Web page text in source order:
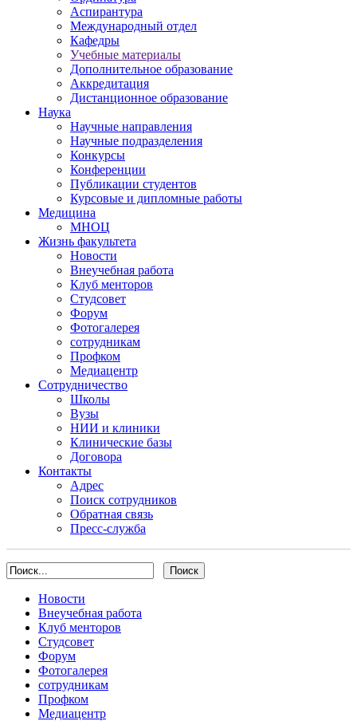
Аспирантура
Международный отдел
Кафедры
Учебные материалы
Дополнительное образование
Аккредитация
Дистанционное образование
Наука
Научные направления
Научные подразделения
Конкурсы
Конференции
Публикации студентов
Курсовые и дипломные работы
Медицина
МНОЦ
Жизнь факультета
Новости
Внеучебная работа
Клуб менторов
Студсовет
Форум
Фотогалерея
сотрудникам
Профком
Медиацентр
Сотрудничество
Школы
Вузы
НИИ и клиники
Клинические базы
Договора
Контакты
Адрес
Поиск сотрудников
Обратная связь
Пресс-служба
Новости
Внеучебная работа
Клуб менторов
Студсовет
Форум
Фотогалерея
сотрудникам
Профком
Медиацентр